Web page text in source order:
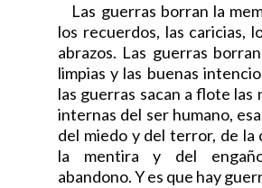
Las guerras borran la
los recuerdos, las caricias,
abrazos. Las guerras
limpias y las buenas
las guerras sacan a flote las
internas del ser humano,
del miedo y del terror, de la
la mentira y del
abandono. Y es que hay